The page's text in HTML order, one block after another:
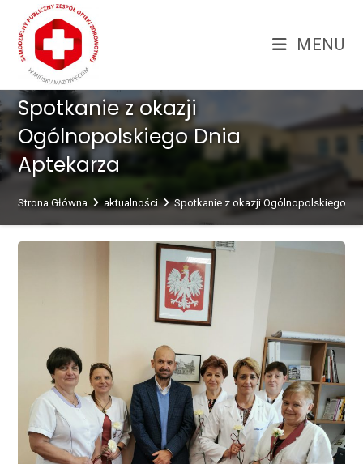
treści
content
MENU
Spotkanie z okazji
Ogólnopolskiego Dnia
Aptekarza
Strona Główna aktualności Spotkanie z okazji Ogólnopolskiego